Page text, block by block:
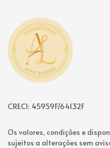
Página inicial
CRECI: 45959F/64132F
Os valores, condições e
sujeitos a alterações sem